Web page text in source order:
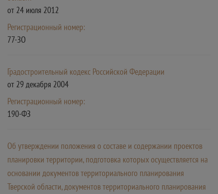
от 24 июля 2012
Регистрационный номер:
77-ЗО
Градостроительный кодекс Российской Федерации
от 29 декабря 2004
Регистрационный номер:
190-ФЗ
Об утверждении положения о составе и содержании проектов
планировки территории, подготовка которых осуществляется на
основании документов территориального планирования
Тверской области, документов территориального планирования